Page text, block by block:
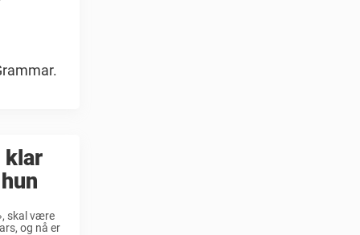
klar
skal være
og nå er